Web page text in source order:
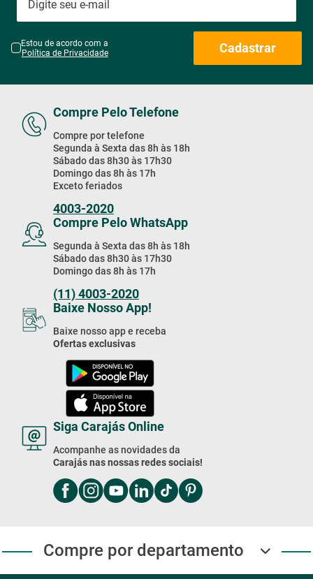
Estou de acordo com a
Política de Privacidade
Cadastrar
Compre Pelo Telefone
Compre por telefone
Segunda à Sexta das 8h às 18h
Sábado das 8h30 às 17h30
Domingo das 8h às 17h
Exceto feriados
4003-2020
Compre Pelo WhatsApp
Segunda à Sexta das 8h às 18h
Sábado das 8h30 às 17h30
Domingo das 8h às 17h
(11) 4003-2020
Baixe Nosso App!
Baixe nosso app e receba
Ofertas exclusivas
Siga Carajás Online
Acompanhe as novidades da
Carajás nas nossas redes sociais!
Compre por departamento